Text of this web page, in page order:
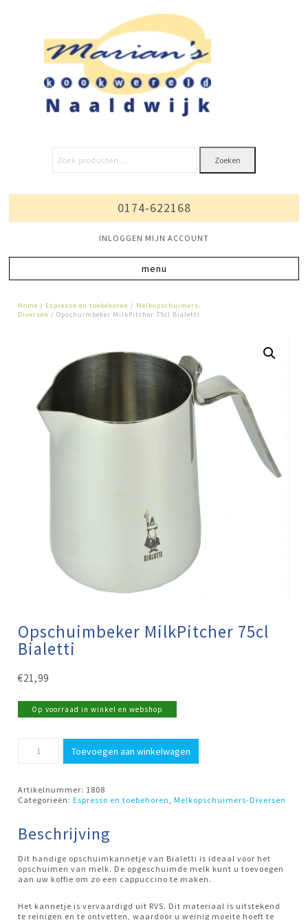
Zoeken
0174-622168
INLOGGEN MIJN ACCOUNT
Home / Espresso en toebehoren / Melkopschuimers-
Diversen / Opschuimbeker MilkPitcher 75cl Bialetti
Opschuimbeker MilkPitcher 75cl
Bialetti
€21,99
Op voorraad in winkel en webshop
MilkPitcher
Toevoegen aan winkelwagen
Artikelnummer: 1808
Categorieën:Espresso en toebehoren ,Melkopschuimers-Diversen
Beschrijving
Dit handige opschuimkannetje van Bialetti is ideaal voor het
opschuimen van melk. De opgeschuimde melk kunt u toevoegen
aan uw koffie om zo een cappuccino te maken.
Het kannetje is vervaardigd uit RVS. Dit materiaal is uitstekend
te reinigen en te ontvetten, waardoor u weinig moeite hoeft te